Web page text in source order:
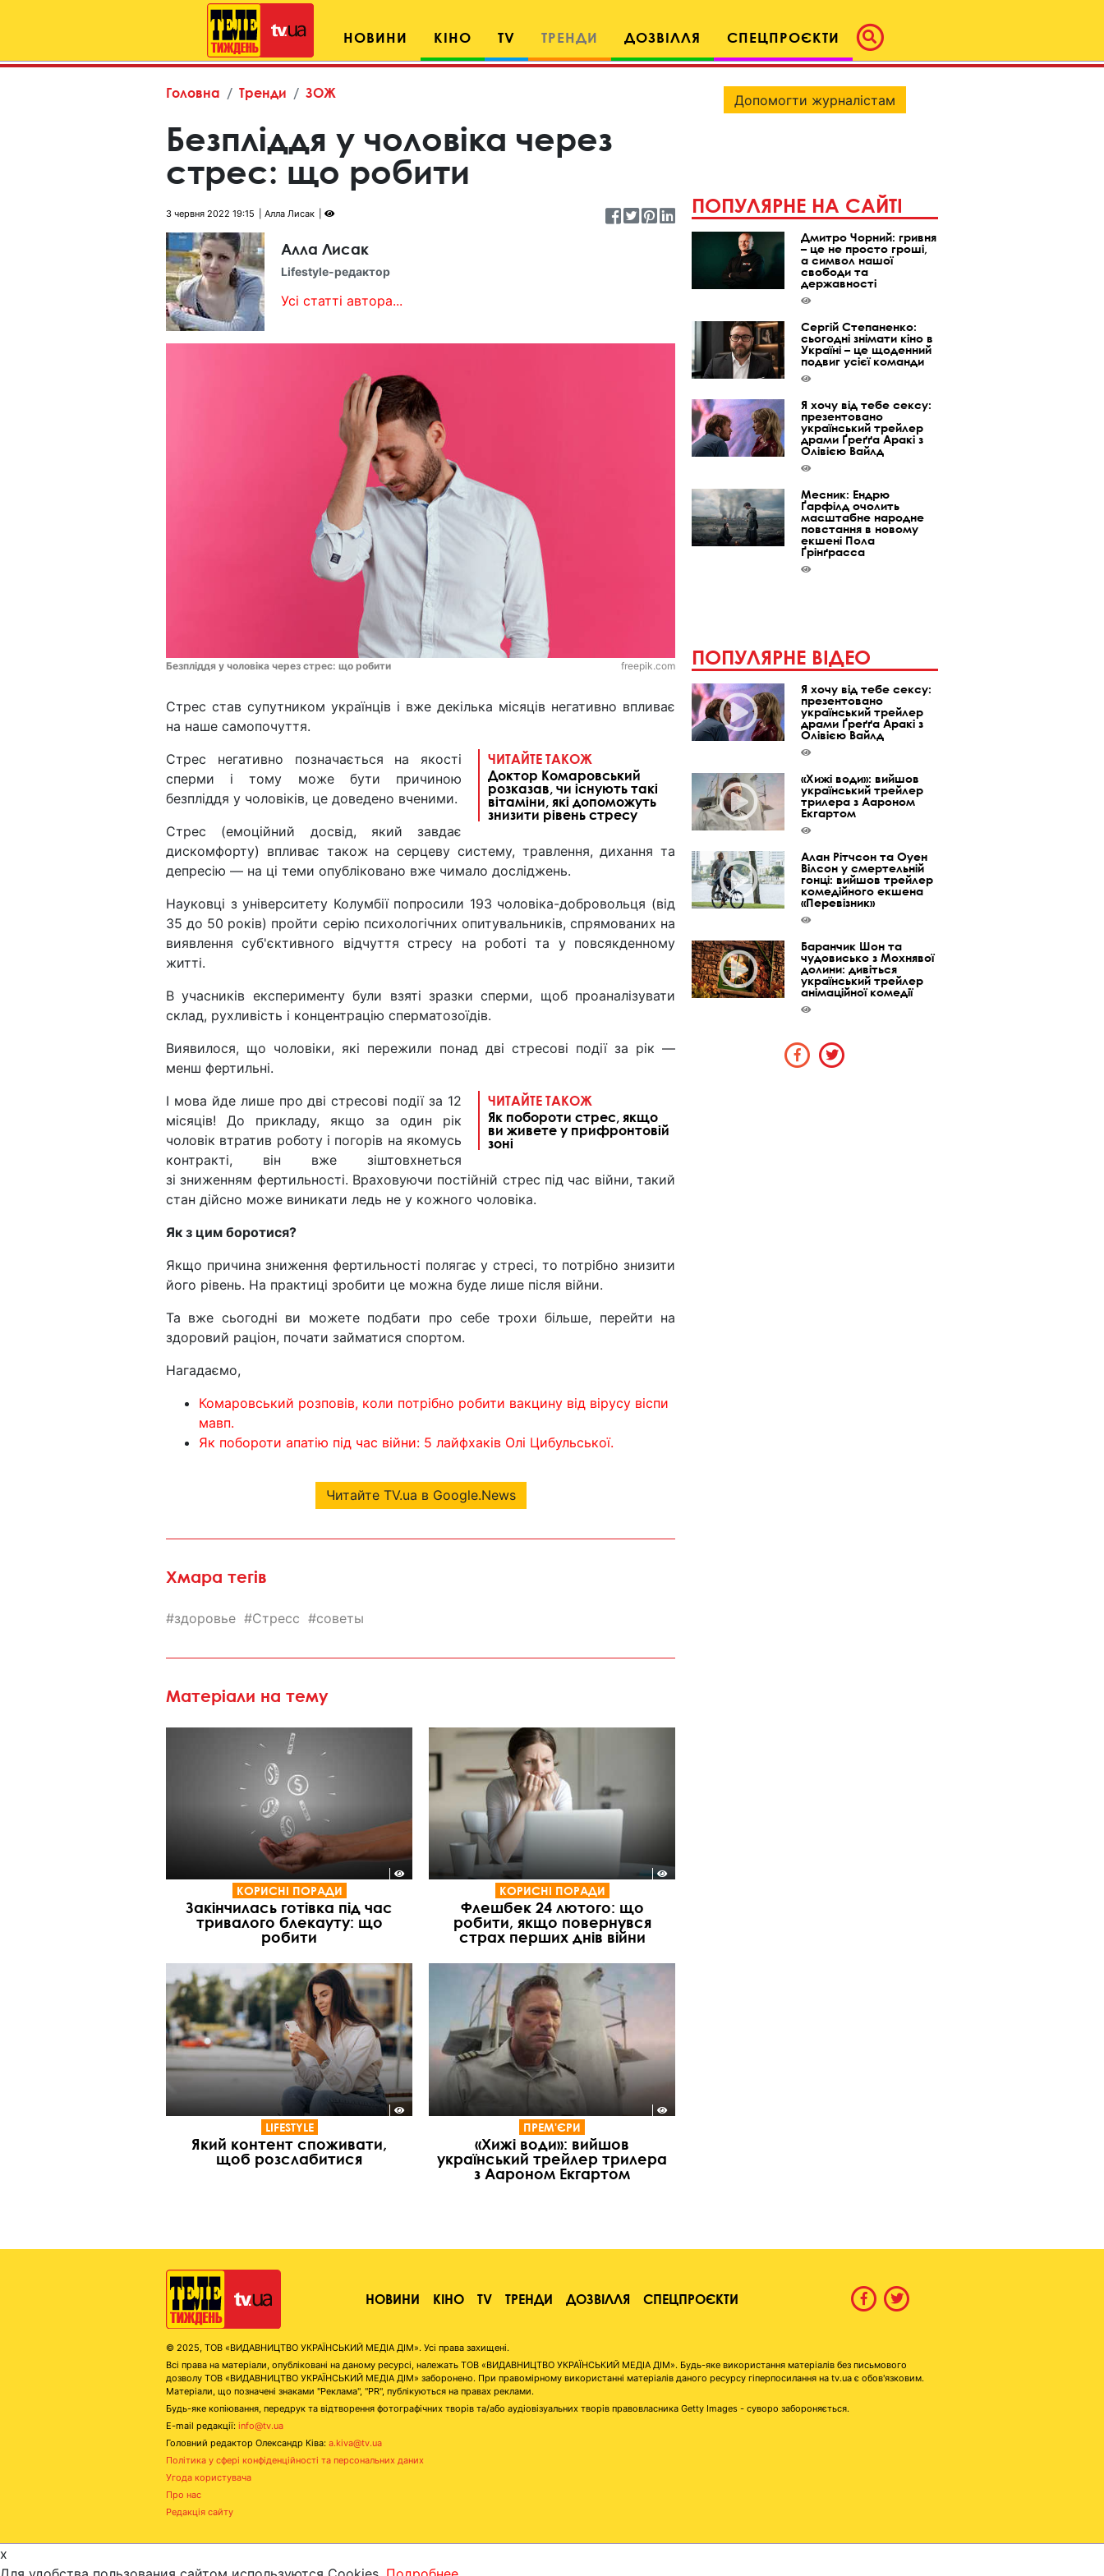
НОВИНИ КІНО TV ТРЕНДИ ДОЗВІЛЛЯ СПЕЦПРОЄКТИ
Головна Тренди ЗОЖ
Безпліддя у чоловіка через
стрес: що робити
3 червня 2022 19:15 Алла Лисак
Алла Лисак
Lifestyle-редактор
Усі статті автора...
Безпліддя у чоловіка через стрес: що робити freepik.com
Стрес став супутником українців і вже декілька місяців негативно впливає
на наше самопочуття.
ЧИТАЙТЕ ТАКОЖ
Доктор Комаровський
розказав, чи існують такі
вітаміни, які допоможуть
знизити рівень стресу
Стрес негативно позначається на якості
сперми і тому може бути причиною
безпліддя у чоловіків, це доведено вченими.
Стрес (емоційний досвід, який завдає
дискомфорту) впливає також на серцеву систему, травлення, дихання та
депресію — на ці теми опубліковано вже чимало досліджень.
Науковці з університету Колумбії попросили 193 чоловіка-добровольця (від
35 до 50 років) пройти серію психологічних опитувальників, спрямованих на
виявлення суб'єктивного відчуття стресу на роботі та у повсякденному
житті.
В учасників експерименту були взяті зразки сперми, щоб проаналізувати
склад, рухливість і концентрацію сперматозоїдів.
Виявилося, що чоловіки, які пережили понад дві стресові події за рік —
менш фертильні.
ЧИТАЙТЕ ТАКОЖ
Як побороти стрес, якщо
ви живете у прифронтовій
зоні
І мова йде лише про дві стресові події за 12
місяців! До прикладу, якщо за один рік
чоловік втратив роботу і погорів на якомусь
контракті, він вже зіштовхнеться
зі зниженням фертильності. Враховуючи постійній стрес під час війни, такий
стан дійсно може виникати ледь не у кожного чоловіка.
Як з цим боротися?
Якщо причина зниження фертильності полягає у стресі, то потрібно знизити
його рівень. На практиці зробити це можна буде лише після війни.
Та вже сьогодні ви можете подбати про себе трохи більше, перейти на
здоровий раціон, почати займатися спортом.
Нагадаємо,
Комаровський розповів, коли потрібно робити вакцину від вірусу віспи
мавп.
Як побороти апатію під час війни: 5 лайфхаків Олі Цибульської.
Читайте TV.ua в Google.News
Хмара тегів
здоровье Стресс советы
Матеріали на тему
КОРИСНІ ПОРАДИ
Закінчилась готівка під час
тривалого блекауту: що
робити
КОРИСНІ ПОРАДИ
Флешбек 24 лютого: що
робити, якщо повернувся
страх перших днів війни
LIFESTYLE
Який контент споживати,
щоб розслабитися
ПРЕМ'ЄРИ
«Хижі води»: вийшов
український трейлер трилера
з Аароном Екгартом
Допомогти журналістам
ПОПУЛЯРНЕ НА САЙТІ
Дмитро Чорний: гривня
– це не просто гроші,
а символ нашої
свободи та
державності
Сергій Степаненко:
сьогодні знімати кіно в
Україні – це щоденний
подвиг усієї команди
Я хочу від тебе сексу:
презентовано
український трейлер
драми Ґреґґа Аракі з
Олівією Вайлд
Месник: Ендрю
Ґарфілд очолить
масштабне народне
повстання в новому
екшені Пола
Ґрінґрасса
ПОПУЛЯРНЕ ВІДЕО
Я хочу від тебе сексу:
презентовано
український трейлер
драми Ґреґґа Аракі з
Олівією Вайлд
«Хижі води»: вийшов
український трейлер
трилера з Аароном
Екгартом
Алан Рітчсон та Оуен
Вілсон у смертельній
гонці: вийшов трейлер
комедійного екшена
«Перевізник»
Баранчик Шон та
чудовисько з Мохнявої
долини: дивіться
український трейлер
анімаційної комедії
НОВИНИ КІНО TV ТРЕНДИ ДОЗВІЛЛЯ СПЕЦПРОЄКТИ
© 2025, ТОВ «ВИДАВНИЦТВО УКРАЇНСЬКИЙ МЕДІА ДІМ». Усі права захищені.
Всі права на матеріали, опубліковані на даному ресурсі, належать ТОВ «ВИДАВНИЦТВО УКРАЇНСЬКИЙ МЕДІА ДІМ». Будь-яке використання матеріалів без письмового
дозволу ТОВ «ВИДАВНИЦТВО УКРАЇНСЬКИЙ МЕДІА ДІМ» заборонено. При правомірному використанні матеріалів даного ресурсу гіперпосилання на tv.ua є обов'язковим.
Матеріали, що позначені знаками "Реклама", "PR", публікуються на правах реклами.
Будь-яке копіювання, передрук та відтворення фотографічних творів та/або аудіовізуальних творів правовласника Getty Images - суворо забороняється.
E-mail редакції: info@tv.ua
Головний редактор Олександр Ківа: a.kiva@tv.ua
Політика у сфері конфіденційності та персональних даних
Угода користувача
Про нас
Редакція сайту
x